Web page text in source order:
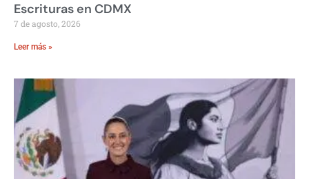
Escrituras en CDMX
7 de agosto, 2026
Leer más »